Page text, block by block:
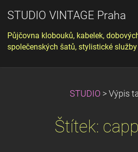
STUDIO VINTAGE Praha
Půjčovna klobouků, kabelek,
společenských šatů, stylistické služby
STUDIO > Výpis
Štítek: